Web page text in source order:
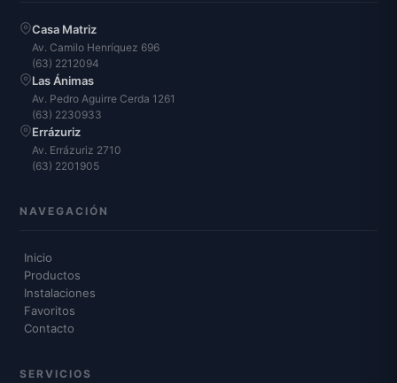
Casa Matriz
Av. Camilo Henríquez 696
(63) 2212094
Las Ánimas
Av. Pedro Aguirre Cerda 1261
(63) 2230933
Errázuriz
Av. Errázuriz 2710
(63) 2201905
NAVEGACIÓN
Inicio
Productos
Instalaciones
Favoritos
Contacto
SERVICIOS